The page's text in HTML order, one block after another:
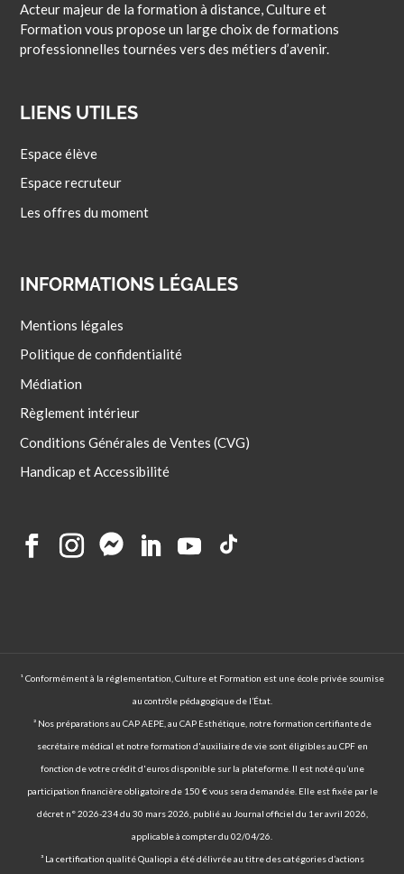
Acteur majeur de la formation à distance, Culture et
Formation vous propose un large choix de formations
professionnelles tournées vers des métiers d’avenir.
LIENS UTILES
Espace élève
Espace recruteur
Les offres du moment
INFORMATIONS LÉGALES
Mentions légales
Politique de confidentialité
Médiation
Règlement intérieur
Conditions Générales de Ventes (CVG)
Handicap et Accessibilité
¹ Conformément à la réglementation, Culture et Formation est une école privée soumise
au contrôle pédagogique de l’État.
² Nos préparations au CAP AEPE, au CAP Esthétique, notre formation certifiante de
secrétaire médical et notre formation d'auxiliaire de vie sont éligibles au CPF en
fonction de votre crédit d'euros disponible sur la plateforme. Il est noté qu’une
participation financière obligatoire de 150 € vous sera demandée. Elle est fixée par le
décret n° 2026-234 du 30 mars 2026, publié au Journal officiel du 1er avril 2026,
applicable à compter du 02/04/26.
³ La certification qualité Qualiopi a été délivrée au titre des catégories d’actions